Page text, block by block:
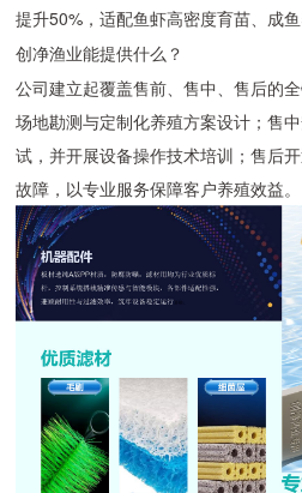
提升50%，适配鱼虾高密度育苗、成
创净渔业能提供什么？
公司建立起覆盖售前、售中、售后的
场地勘测与定制化养殖方案设计；售
试，并开展设备操作技术培训；售后
故障，以专业服务保障客户养殖效益。